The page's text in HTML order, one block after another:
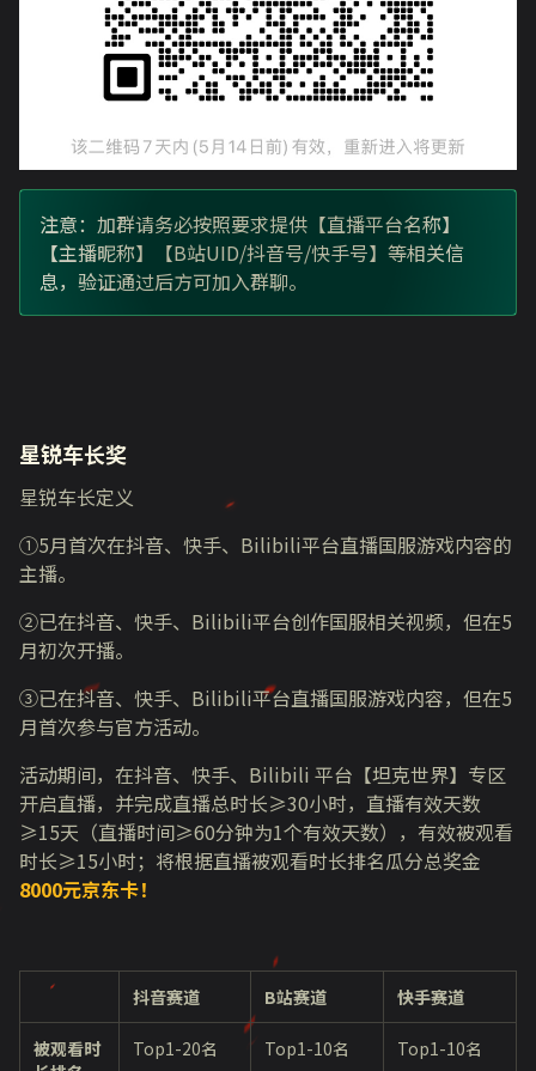
注意：加群请务必按照要求提供【直播平台名称】
【主播昵称】【B站UID/抖音号/快手号】等相关信
息，验证通过后方可加入群聊。
星锐车长奖
星锐车长定义
①5月首次在抖音、快手、Bilibili平台直播国服游戏内容的
主播。
②已在抖音、快手、Bilibili平台创作国服相关视频，但在5
月初次开播。
③已在抖音、快手、Bilibili平台直播国服游戏内容，但在5
月首次参与官方活动。
活动期间，在抖音、快手、Bilibili 平台【坦克世界】专区
开启直播，并完成直播总时长≥30小时，直播有效天数
≥15天（直播时间≥60分钟为1个有效天数），有效被观看
时长≥15小时；将根据直播被观看时长排名瓜分总奖金
8000元京东卡！
抖音赛道 B站赛道 快手赛道
被观看时
Top1-20名 Top1-10名 Top1-10名